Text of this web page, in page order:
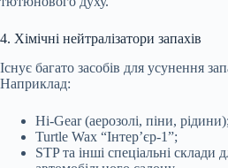
4. Хімічні нейтралізатори запахів
Існує багато засобів для усунення
Наприклад:
Hi-Gear (аерозолі, піни, рідини);
Turtle Wax “Інтер’єр-1”;
STP та інші спеціальні склади